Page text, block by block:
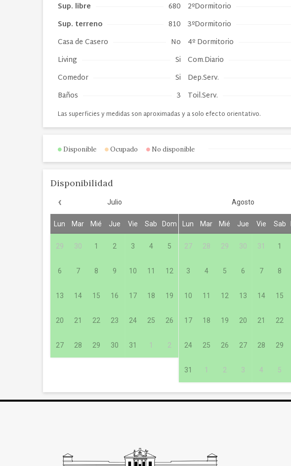
Sup. libre
680
Sup. terreno
810
Casa de Casero
No
Living
Si
Comedor
Si
Baños
3
2ºDormitorio
3ºDormitorio
4º Dormitorio
Com.Diario
Dep.Serv.
Toil.Serv.
Las superficies y medidas son aproximadas y a solo efecto orientativo.
Disponible Ocupado No disponible
Disponibilidad
‹ Julio
Lun Mar Mié Jue Vie Sab Dom
29 30 1 2 3 4 5
6 7 8 9 10 11 12
13 14 15 16 17 18 19
20 21 22 23 24 25 26
27 28 29 30 31 1 2
Agosto
Lun Mar Mié Jue Vie Sab
27 28 29 30 31 1
3 4 5 6 7 8
10 11 12 13 14 15
17 18 19 20 21 22
24 25 26 27 28 29
31 1 2 3 4 5